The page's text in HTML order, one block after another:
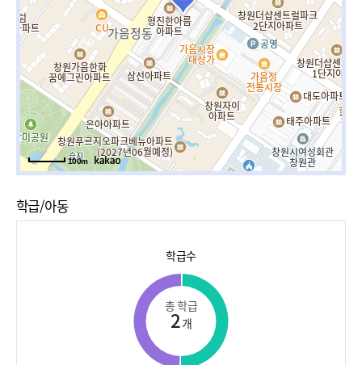
100m
학급/아동
학급수
총 학급
2개